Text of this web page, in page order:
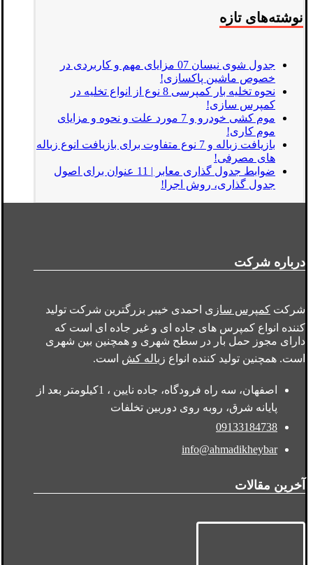
نوشته‌های تازه
جدول شوی نیسان 07 مزایای مهم و کاربردی در
خصوص ماشین پاکسازی!
نحوه تخلیه بار کمپرسی 8 نوع از انواع تخلیه در
کمپرس سازی!
موم کشی خودرو و 7 مورد علت و نحوه و مزایای
موم کاری!
بازیافت زباله و 7 نوع متفاوت برای بازیافت انوع زباله
های مصرفی!
ضوابط جدول گذاری معابر | 11 عنوان برای اصول
جدول گذاری، روش اجرا!
درباره شرکت
شرکت کمپرس سازی احمدی خیبر بزرگترین شرکت تولید
کننده انواع کمپرس های جاده ای و غیر جاده ای است که
دارای مجوز حمل بار در سطح شهری و همچنین بین شهری
است. همچنین تولید کننده انواع زباله کش است.
اصفهان، سه راه فرودگاه، جاده نایین ، 1کیلومتر بعد از
پایانه شرق، روبه روی دوربین تخلفات
09133184738
info@ahmadikheybar
آخرین مقالات